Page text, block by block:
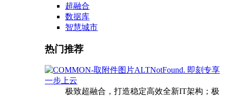
超融合
数据库
智慧城市
热门推荐
即刻专享
一步上云
极致超融合，打造稳定高效全新IT架构；极